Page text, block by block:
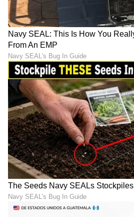
ಅದು ನ್ಯೂಜಿಲೆಂಡ್. ಕಿವೀಸ್ ಪಡೆ
13 ಅಂತಾರಾಷ್ಟ್ರೀಯ
ಪಂದ್ಯಗಳಲ್ಲೂ ನ್ಯೂಜಿಲೆಂಡ್ ತಂಡವು
ಮೂಲಕ ಸಂಪೂರ್ಣ ಮೇಲುಗೈ
LATEST VIDEOS